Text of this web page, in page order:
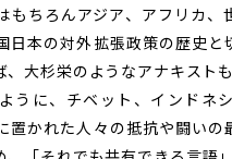
ちろんアジア、アフリカ、
日本の対外拡張政策の歴史
大杉栄のようなアナキストも
うに、チベット、インドネ
置かれた人々の抵抗や闘い